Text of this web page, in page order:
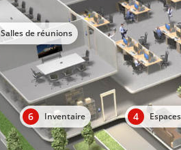
4
Salles de réunions
6 Inventaire